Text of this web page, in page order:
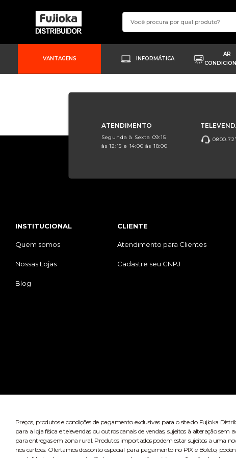
VANTAGENS INFORMÁTICA
AR
ATENDIMENTO
Segunda à Sexta 09:15
às 12:15 e 14:00 às 18:00
INSTITUCIONAL
Quem somos
Nossas Lojas
Blog
CLIENTE
Atendimento para Clientes
Cadastre seu CNPJ
Preços, produtos e condições de pagamento exclusivas para o site do Fujioka
para a loja física e televendas ou outros canais de vendas, sujeitos à alteração sem
para entregas em zona rural. Produtos importados podem estar sujeitos a uma
nos cartões. Ofertamos desconto especial para pagamento no PIX e Boleto,